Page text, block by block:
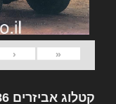
«
‹
קטלוג אביזרים Jeep 1986